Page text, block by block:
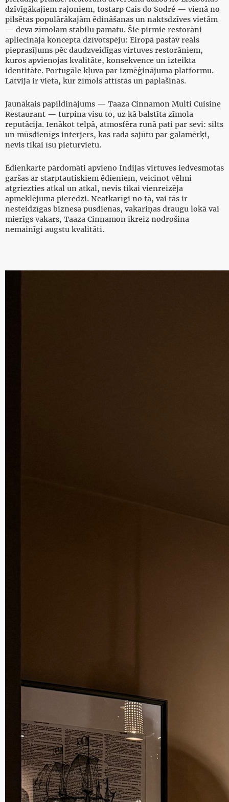
dzīvīgākajiem rajoniem, tostarp Cais do Sodré — vienā no
pilsētas populārākajām ēdināšanas un naktsdzīves vietām
— deva zīmolam stabilu pamatu. Šie pirmie restorāni
apliecināja koncepta dzīvotspēju: Eiropā pastāv reāls
pieprasījums pēc daudzveidīgas virtuves restorāniem,
kuros apvienojas kvalitāte, konsekvence un izteikta
identitāte. Portugāle kļuva par izmēģinājuma platformu.
Latvija ir vieta, kur zīmols attīstās un paplašinās.
Jaunākais papildinājums — Taaza Cinnamon Multi Cuisine
Restaurant — turpina visu to, uz kā balstīta zīmola
reputācija. Ienākot telpā, atmosfēra runā pati par sevi: silts
un mūsdienīgs interjers, kas rada sajūtu par galamērķi,
nevis tikai īsu pieturvietu.
Ēdienkarte pārdomāti apvieno Indijas virtuves iedvesmotas
garšas ar starptautiskiem ēdieniem, veicinot vēlmi
atgriezties atkal un atkal, nevis tikai vienreizēja
apmeklējuma pieredzi. Neatkarīgi no tā, vai tās ir
nesteidzīgas biznesa pusdienas, vakariņas draugu lokā vai
mierīgs vakars, Taaza Cinnamon ikreiz nodrošina
nemainīgi augstu kvalitāti.